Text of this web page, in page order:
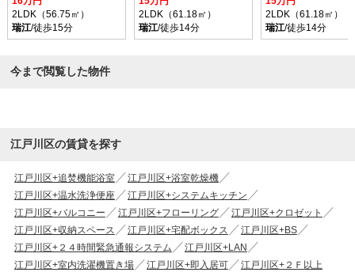
2LDK（56.75㎡）
瑞江/徒歩15分
2LDK（61.18㎡）
瑞江/徒歩14分
2LDK（61.18㎡）
瑞江/徒歩14分
今まで閲覧した物件
江戸川区の賃貸を探す
江戸川区+追焚機能浴室
江戸川区+浴室乾燥機
江戸川区+温水洗浄便座
江戸川区+システムキッチン
江戸川区+バルコニー
江戸川区+フローリング
江戸川区+クロゼット
江戸川区+収納スペース
江戸川区+宅配ボックス
江戸川区+BS
江戸川区+２４時間緊急通報システム
江戸川区+LAN
江戸川区+室内洗濯機置き場
江戸川区+即入居可 江戸川区+２Ｆ以上